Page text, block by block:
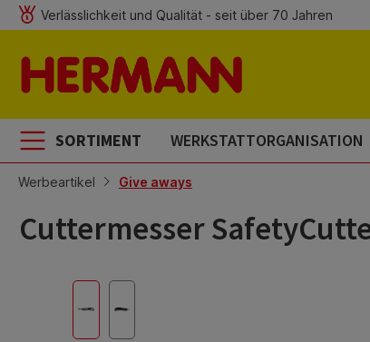
Hauptinhalt springen
Zur Suche springen
Zur Hauptnavigation springen
Verlässlichkeit und Qualität - seit über 70 Jahren
SORTIMENT WERKSTATTORGANISATION
Werbeartikel Give aways
Cuttermesser
Bildergalerie überspringen